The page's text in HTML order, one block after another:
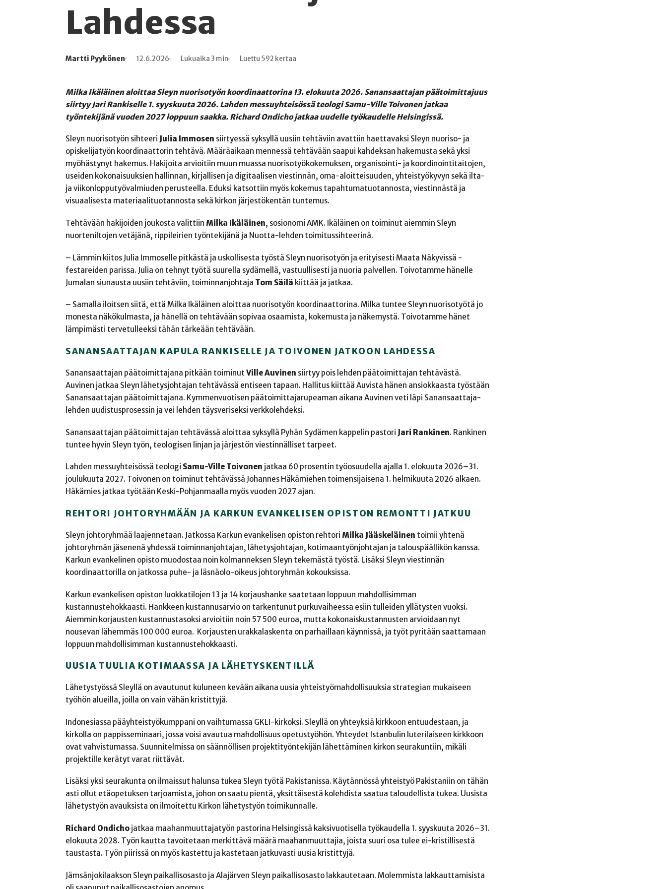
Lahdessa
Kirjoittaja
Martti Pyykönen
Julkaistu 12.6.2026
Lukuaika Lukuaika 3 min
Lukukertoja Luettu 592 kertaa
Milka Ikäläinen aloittaa Sleyn nuorisotyön koordinaattorina 13. elokuuta 2026. Sanansaattajan päätoimittajuus
siirtyy Jari Rankiselle 1. syyskuuta 2026. Lahden messuyhteisössä teologi Samu-Ville Toivonen jatkaa
työntekijänä vuoden 2027 loppuun saakka. Richard Ondicho jatkaa uudelle työkaudelle Helsingissä.
Sleyn nuorisotyön sihteeri Julia Immosen siirtyessä syksyllä uusiin tehtäviin avattiin haettavaksi Sleyn nuoriso- ja
opiskelijatyön koordinaattorin tehtävä. Määräaikaan mennessä tehtävään saapui kahdeksan hakemusta sekä yksi
myöhästynyt hakemus. Hakijoita arvioitiin muun muassa nuorisotyökokemuksen, organisointi- ja koordinointitaitojen,
useiden kokonaisuuksien hallinnan, kirjallisen ja digitaalisen viestinnän, oma-aloitteisuuden, yhteistyökyvyn sekä ilta-
ja viikonlopputyövalmiuden perusteella. Eduksi katsottiin myös kokemus tapahtumatuotannosta, viestinnästä ja
visuaalisesta materiaalituotannosta sekä kirkon järjestökentän tuntemus.
Tehtävään hakijoiden joukosta valittiin Milka Ikäläinen, sosionomi AMK. Ikäläinen on toiminut aiemmin Sleyn
nuorteniltojen vetäjänä, rippileirien työntekijänä ja Nuotta-lehden toimitussihteerinä.
– Lämmin kiitos Julia Immoselle pitkästä ja uskollisesta työstä Sleyn nuorisotyön ja erityisesti Maata Näkyvissä -
festareiden parissa. Julia on tehnyt työtä suurella sydämellä, vastuullisesti ja nuoria palvellen. Toivotamme hänelle
Jumalan siunausta uusiin tehtäviin, toiminnanjohtaja Tom Säilä kiittää ja jatkaa.
– Samalla iloitsen siitä, että Milka Ikäläinen aloittaa nuorisotyön koordinaattorina. Milka tuntee Sleyn nuorisotyötä jo
monesta näkökulmasta, ja hänellä on tehtävään sopivaa osaamista, kokemusta ja näkemystä. Toivotamme hänet
lämpimästi tervetulleeksi tähän tärkeään tehtävään.
SANANSAATTAJAN KAPULA RANKISELLE JA TOIVONEN JATKOON LAHDESSA
Sanansaattajan päätoimittajana pitkään toiminut Ville Auvinen siirtyy pois lehden päätoimittajan tehtävästä.
Auvinen jatkaa Sleyn lähetysjohtajan tehtävässä entiseen tapaan. Hallitus kiittää Auvista hänen ansiokkaasta työstään
Sanansaattajan päätoimittajana. Kymmenvuotisen päätoimittajarupeaman aikana Auvinen veti läpi Sanansaattaja-
lehden uudistusprosessin ja vei lehden täysveriseksi verkkolehdeksi.
Sanansaattajan päätoimittajan tehtävässä aloittaa syksyllä Pyhän Sydämen kappelin pastori Jari Rankinen. Rankinen
tuntee hyvin Sleyn työn, teologisen linjan ja järjestön viestinnälliset tarpeet.
Lahden messuyhteisössä teologi Samu-Ville Toivonen jatkaa 60 prosentin työosuudella ajalla 1. elokuuta 2026–31.
joulukuuta 2027. Toivonen on toiminut tehtävässä Johannes Häkämiehen toimensijaisena 1. helmikuuta 2026 alkaen.
Häkämies jatkaa työtään Keski-Pohjanmaalla myös vuoden 2027 ajan.
REHTORI JOHTORYHMÄÄN JA KARKUN EVANKELISEN OPISTON REMONTTI JATKUU
Sleyn johtoryhmää laajennetaan. Jatkossa Karkun evankelisen opiston rehtori Milka Jääskeläinen toimii yhtenä
johtoryhmän jäsenenä yhdessä toiminnanjohtajan, lähetysjohtajan, kotimaantyönjohtajan ja talouspäällikön kanssa.
Karkun evankelinen opisto muodostaa noin kolmanneksen Sleyn tekemästä työstä. Lisäksi Sleyn viestinnän
koordinaattorilla on jatkossa puhe- ja läsnäolo-oikeus johtoryhmän kokouksissa.
Karkun evankelisen opiston luokkatilojen 13 ja 14 korjaushanke saatetaan loppuun mahdollisimman
kustannustehokkaasti. Hankkeen kustannusarvio on tarkentunut purkuvaiheessa esiin tulleiden yllätysten vuoksi.
Aiemmin korjausten kustannustasoksi arvioitiin noin 57 500 euroa, mutta kokonaiskustannusten arvioidaan nyt
nousevan lähemmäs 100 000 euroa. Korjausten urakkalaskenta on parhaillaan käynnissä, ja työt pyritään saattamaan
loppuun mahdollisimman kustannustehokkaasti.
UUSIA TUULIA KOTIMAASSA JA LÄHETYSKENTILLÄ
Lähetystyössä Sleyllä on avautunut kuluneen kevään aikana uusia yhteistyömahdollisuuksia strategian mukaiseen
työhön alueilla, joilla on vain vähän kristittyjä.
Indonesiassa pääyhteistyökumppani on vaihtumassa GKLI-kirkoksi. Sleyllä on yhteyksiä kirkkoon entuudestaan, ja
kirkolla on pappisseminaari, jossa voisi avautua mahdollisuus opetustyöhön. Yhteydet Istanbulin luterilaiseen kirkkoon
ovat vahvistumassa. Suunnitelmissa on säännöllisen projektityöntekijän lähettäminen kirkon seurakuntiin, mikäli
projektille kerätyt varat riittävät.
Lisäksi yksi seurakunta on ilmaissut halunsa tukea Sleyn työtä Pakistanissa. Käytännössä yhteistyö Pakistaniin on tähän
asti ollut etäopetuksen tarjoamista, johon on saatu pientä, yksittäisestä kolehdista saatua taloudellista tukea. Uusista
lähetystyön avauksista on ilmoitettu Kirkon lähetystyön toimikunnalle.
Richard Ondicho jatkaa maahanmuuttajatyön pastorina Helsingissä kaksivuotisella työkaudella 1. syyskuuta 2026–31.
elokuuta 2028. Työn kautta tavoitetaan merkittävä määrä maahanmuuttajia, joista suuri osa tulee ei-kristillisestä
taustasta. Työn piirissä on myös kastettu ja kastetaan jatkuvasti uusia kristittyjä.
Jämsänjokilaakson Sleyn paikallisosasto ja Alajärven Sleyn paikallisosasto lakkautetaan. Molemmista lakkauttamisista